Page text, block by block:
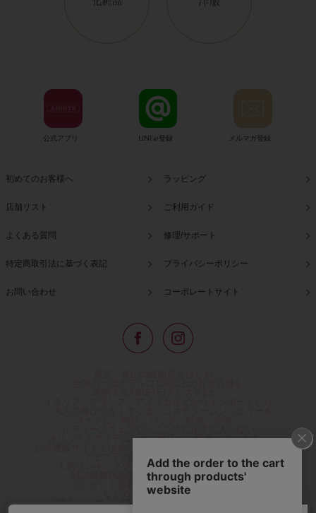
公式アプリ LINE@登録 メルマガ登録
初めてのお客様へ ラッピング
店舗リスト ご利用ガイド
よくある質問 修理/サポート
特定商取引法に基づく表記 プライバシーポリシー
お問い合わせ コーポレートサイト
オリジナルアイテムなどを幅広くご用意しています。
アビステの幅広い商品を取り揃え、
人気ランキングやテレビなどメディア着用商品、
雑誌掲載商品情報を紹介するコンテンツ、
プレゼント包装無料や独自のポイント還元
などのサービスをご提供。
心躍るインポートアクセサリーや時計、小物などで、